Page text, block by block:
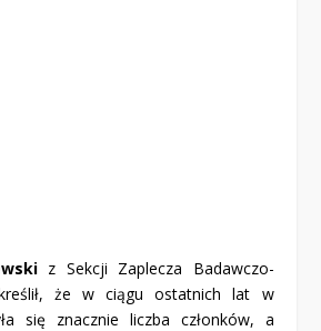
z Sekcji Zaplecza Badawczo-
że w ciągu ostatnich lat w
się znacznie liczba członków, a